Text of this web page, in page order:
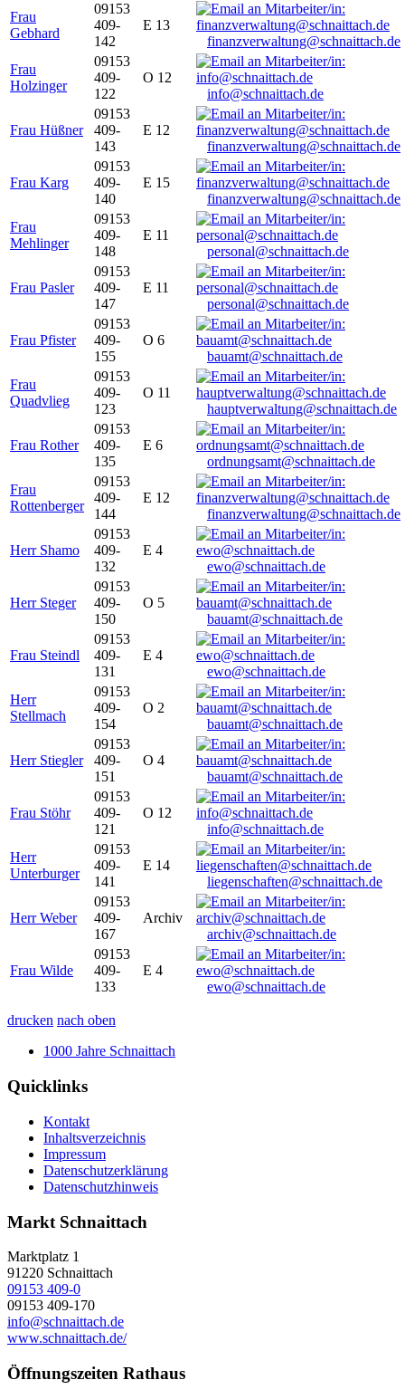
Frau
Gebhard
09153
409-
142
E 13
finanzverwaltung@schnaittach.de
Frau
Holzinger
09153
409-
122
O 12
info@schnaittach.de
Frau Hüßner
09153
409-
143
E 12
finanzverwaltung@schnaittach.de
Frau Karg
09153
409-
140
E 15
finanzverwaltung@schnaittach.de
Frau
Mehlinger
09153
409-
148
E 11
personal@schnaittach.de
Frau Pasler
09153
409-
147
E 11
personal@schnaittach.de
Frau Pfister
09153
409-
155
O 6
bauamt@schnaittach.de
Frau
Quadvlieg
09153
409-
123
O 11
hauptverwaltung@schnaittach.de
Frau Rother
09153
409-
135
E 6
ordnungsamt@schnaittach.de
Frau
Rottenberger
09153
409-
144
E 12
finanzverwaltung@schnaittach.de
Herr Shamo
09153
409-
132
E 4
ewo@schnaittach.de
Herr Steger
09153
409-
150
O 5
bauamt@schnaittach.de
Frau Steindl
09153
409-
131
E 4
ewo@schnaittach.de
Herr
Stellmach
09153
409-
154
O 2
bauamt@schnaittach.de
Herr Stiegler
09153
409-
151
O 4
bauamt@schnaittach.de
Frau Stöhr
09153
409-
121
O 12
info@schnaittach.de
Herr
Unterburger
09153
409-
141
E 14
liegenschaften@schnaittach.de
Herr Weber
09153
409-
167
Archiv
archiv@schnaittach.de
Frau Wilde
09153
409-
133
E 4
ewo@schnaittach.de
drucken nach oben
1000 Jahre Schnaittach
Quicklinks
Kontakt
Inhaltsverzeichnis
Impressum
Datenschutzerklärung
Datenschutzhinweis
Markt Schnaittach
Marktplatz 1
91220 Schnaittach
09153 409-0
09153 409-170
info@schnaittach.de
www.schnaittach.de/
Öffnungszeiten Rathaus